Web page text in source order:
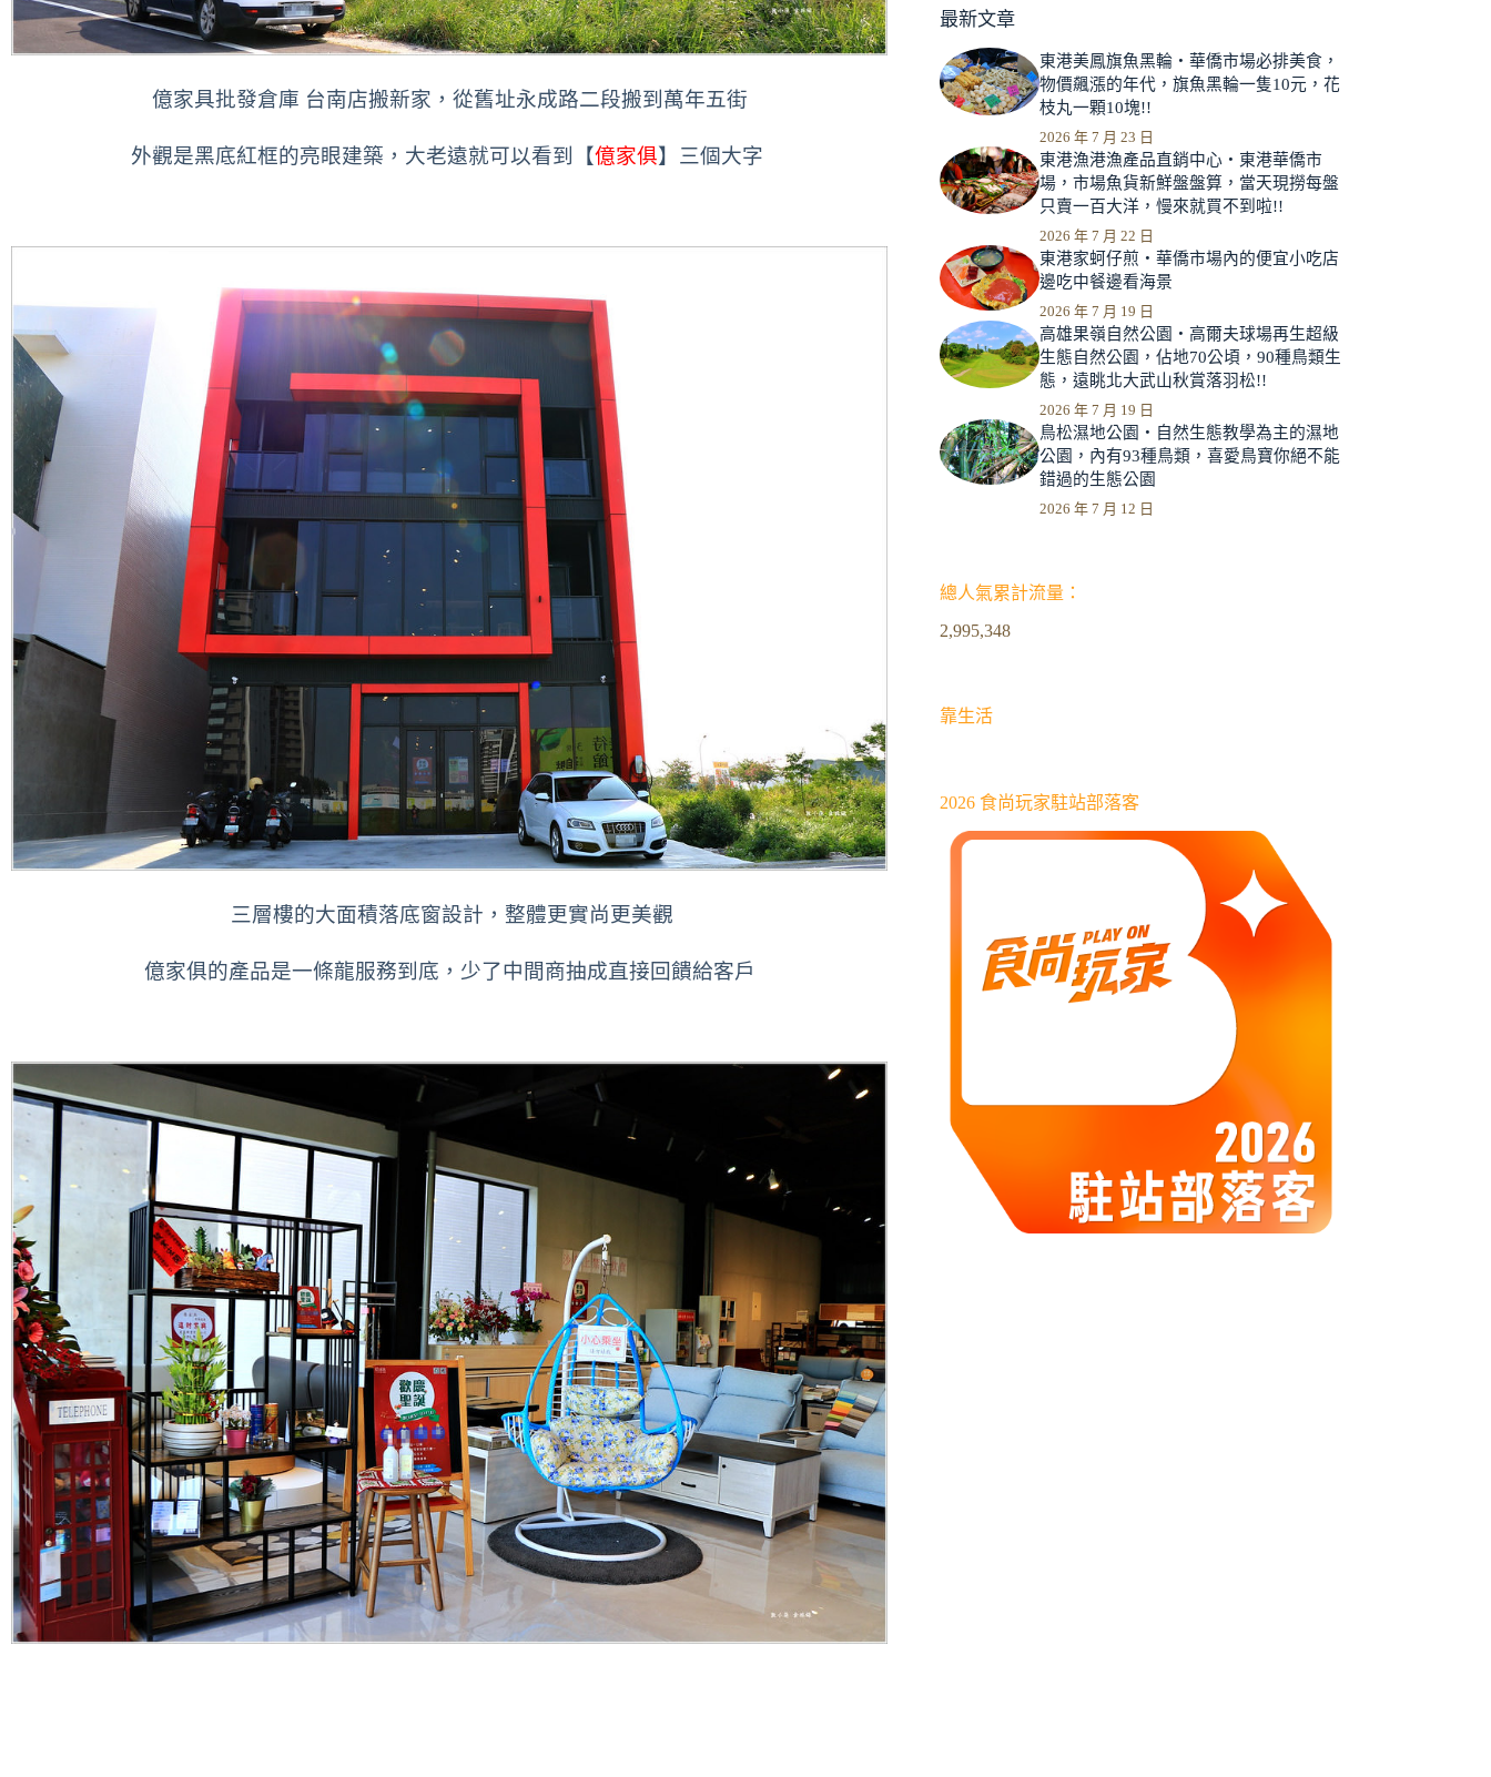
億家具批發倉庫 台南店搬新家，從舊址永成路二段搬到萬年五街
外觀是黑底紅框的亮眼建築，大老遠就可以看到【億家俱】三個大字
三層樓的大面積落底窗設計，整體更實尚更美觀
億家俱的產品是一條龍服務到底，少了中間商抽成直接回饋給客戶
到
合
條
結
果
最新文章
東港美鳳旗魚黑輪‧華僑市場必排美食，
物價飆漲的年代，旗魚黑輪一隻10元，花
枝丸一顆10塊!!
2026 年 7 月 23 日
東港漁港漁產品直銷中心‧東港華僑市
場，市場魚貨新鮮盤盤算，當天現撈每盤
只賣一百大洋，慢來就買不到啦!!
2026 年 7 月 22 日
東港家蚵仔煎‧華僑市場內的便宜小吃店
邊吃中餐邊看海景
2026 年 7 月 19 日
高雄果嶺自然公園‧高爾夫球場再生超級
生態自然公園，佔地70公頃，90種鳥類生
態，遠眺北大武山秋賞落羽松!!
2026 年 7 月 19 日
鳥松濕地公園‧自然生態教學為主的濕地
公園，內有93種鳥類，喜愛鳥寶你絕不能
錯過的生態公園
2026 年 7 月 12 日
總人氣累計流量：
2,995,348
靠生活
2026 食尚玩家駐站部落客